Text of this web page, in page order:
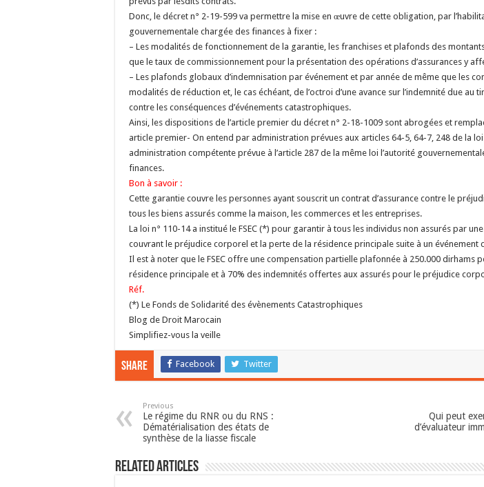
Donc, le décret n° 2-19-599 va permettre la mise en œuvre de cette obligation, par
gouvernementale chargée des finances à fixer :
– Les modalités de fonctionnement de la garantie, les franchises et plafonds des
que le taux de commissionnement pour la présentation des opérations d’assurances y
– Les plafonds globaux d’indemnisation par événement et par année de même que les
modalités de réduction et, le cas échéant, de l’octroi d’une avance sur l’indemnité due au
contre les conséquences d’événements catastrophiques.
Ainsi, les dispositions de l’article premier du décret n° 2-18-1009 sont abrogées et
article premier- On entend par administration prévues aux articles 64-5, 64-7, 248 de la
administration compétente prévue à l’article 287 de la même loi l’autorité
finances.
Bon à savoir :
Cette garantie couvre les personnes ayant souscrit un contrat d’assurance contre le
tous les biens assurés comme la maison, les commerces et les entreprises.
La loi n° 110-14 a institué le FSEC (*) pour garantir à tous les individus non assurés par
couvrant le préjudice corporel et la perte de la résidence principale suite à un événement
Il est à noter que le FSEC offre une compensation partielle plafonnée à 250.000 dirhams
résidence principale et à 70% des indemnités offertes aux assurés pour le préjudice
Réf.
(*) Le Fonds de Solidarité des évènements Catastrophiques
Blog de Droit Marocain
Simplifiez-vous la veille
Share Facebook Twitter
Previous
Le régime du RNR ou du RNS :
Dématérialisation des états de
synthèse de la liasse fiscale
Qui peut
d’évaluateur
Related Articles